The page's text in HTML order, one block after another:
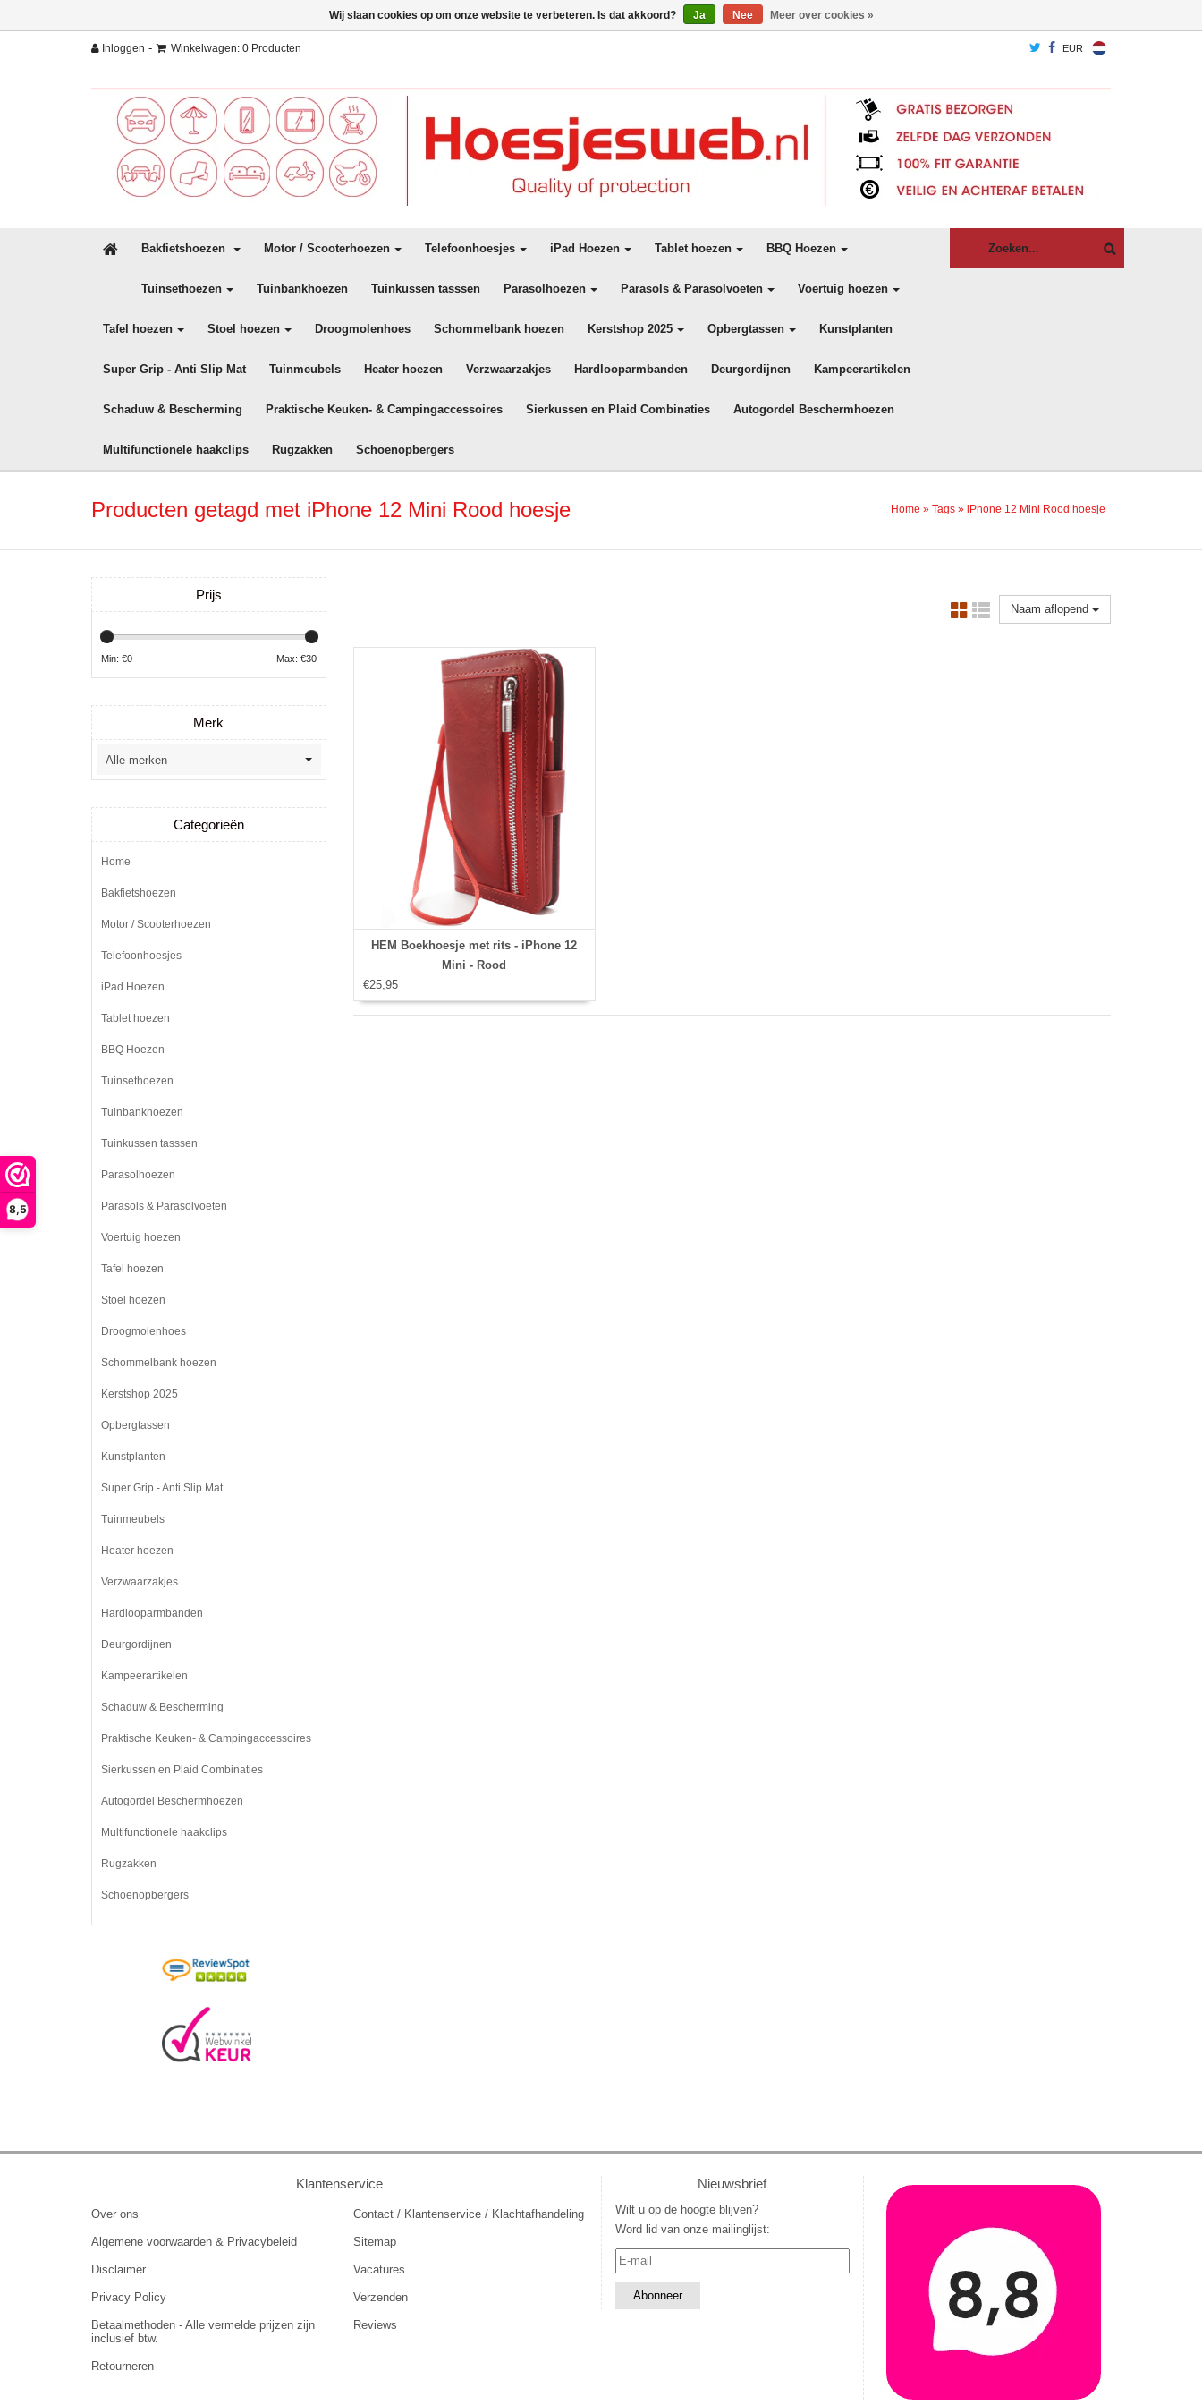
8,5
Inloggen - Winkelwagen: 0 Producten EUR
Bakfietshoezen Motor / Scooterhoezen Telefoonhoesjes iPad Hoezen Tablet hoezen BBQ Hoezen
Tuinsethoezen Tuinbankhoezen Tuinkussen tasssen Parasolhoezen Parasols & Parasolvoeten Voertuig hoezen
Tafel hoezen Stoel hoezen Droogmolenhoes Schommelbank hoezen Kerstshop 2025 Opbergtassen Kunstplanten
Super Grip - Anti Slip Mat Tuinmeubels Heater hoezen Verzwaarzakjes Hardlooparmbanden Deurgordijnen Kampeerartikelen
Schaduw & Bescherming Praktische Keuken- & Campingaccessoires Sierkussen en Plaid Combinaties Autogordel Beschermhoezen
Multifunctionele haakclips Rugzakken Schoenopbergers
Producten getagd met iPhone 12 Mini Rood hoesje Home » Tags » iPhone 12 Mini Rood hoesje
Naam aflopend
HEM Boekhoesje met rits - iPhone 12
Mini - Rood
€25,95
Prijs
Min: €0 Max: €30
Merk
Categorieën
Home
Bakfietshoezen
Motor / Scooterhoezen
Telefoonhoesjes
iPad Hoezen
Tablet hoezen
BBQ Hoezen
Tuinsethoezen
Tuinbankhoezen
Tuinkussen tasssen
Parasolhoezen
Parasols & Parasolvoeten
Voertuig hoezen
Tafel hoezen
Stoel hoezen
Droogmolenhoes
Schommelbank hoezen
Kerstshop 2025
Opbergtassen
Kunstplanten
Super Grip - Anti Slip Mat
Tuinmeubels
Heater hoezen
Verzwaarzakjes
Hardlooparmbanden
Deurgordijnen
Kampeerartikelen
Schaduw & Bescherming
Praktische Keuken- & Campingaccessoires
Sierkussen en Plaid Combinaties
Autogordel Beschermhoezen
Multifunctionele haakclips
Rugzakken
Schoenopbergers
Klantenservice
Over ons
Algemene voorwaarden & Privacybeleid
Disclaimer
Privacy Policy
Betaalmethoden - Alle vermelde prijzen zijn
inclusief btw.
Retourneren
Contact / Klantenservice / Klachtafhandeling
Sitemap
Vacatures
Verzenden
Reviews
Nieuwsbrief
Wilt u op de hoogte blijven?
Word lid van onze mailinglijst:
Wij slaan cookies op om onze website te verbeteren. Is dat akkoord? Ja Nee Meer over cookies »